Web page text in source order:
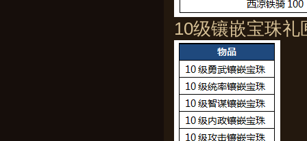
10级镶嵌宝珠